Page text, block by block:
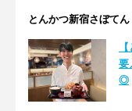
とんかつ新宿さぼて
要
◎